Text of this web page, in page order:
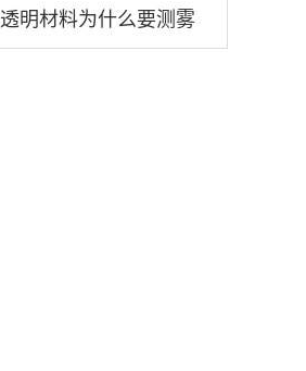
透明材料为什么要测雾